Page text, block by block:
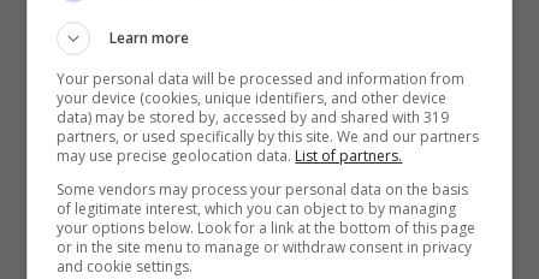
Ariete, I Hate My Village, La Municipal e
Nesli
Learn more
Your personal data will be processed and information from
your device (cookies, unique identifiers, and other device
data) may be stored by, accessed by and shared with 319
partners, or used specifically by this site. We and our partners
may use precise geolocation data. List of partners.
Some vendors may process your personal data on the basis
of legitimate interest, which you can object to by managing
your options below. Look for a link at the bottom of this page
or in the site menu to manage or withdraw consent in privacy
and cookie settings.